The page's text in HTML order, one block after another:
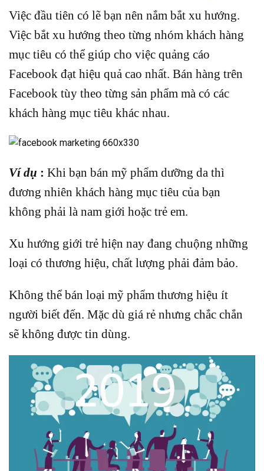
Việc đầu tiên có lẽ bạn nên nắm bắt xu hướng.
Việc bắt xu hướng theo từng nhóm khách hàng
mục tiêu có thể giúp cho việc quảng cáo
Facebook đạt hiệu quả cao nhất. Bán hàng trên
Facebook tùy theo từng sản phẩm mà có các
khách hàng mục tiêu khác nhau.
Ví dụ : Khi bạn bán mỹ phẩm dưỡng da thì
đương nhiên khách hàng mục tiêu của bạn
không phải là nam giới hoặc trẻ em.
Xu hướng giới trẻ hiện nay đang chuộng những
loại có thương hiệu, chất lượng phải đảm bảo.
Không thể bán loại mỹ phẩm thương hiệu ít
người biết đến. Mặc dù giá rẻ nhưng chắc chắn
sẽ không được tin dùng.